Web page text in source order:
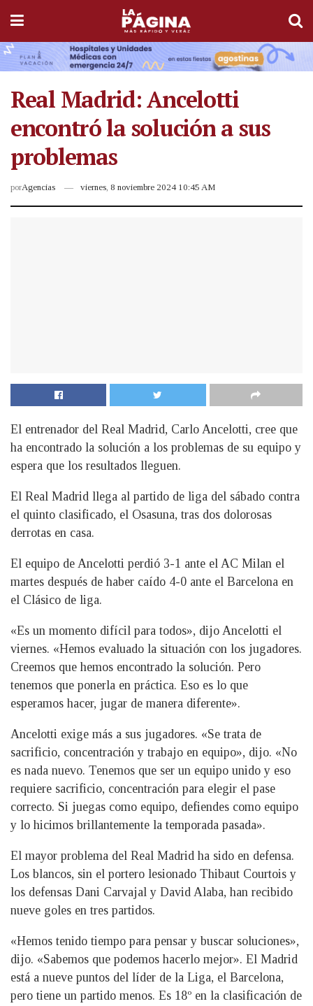
Real Madrid: Ancelotti
encontró la solución a sus
problemas
porAgencias viernes, 8 noviembre 2024 10:45 AM
El entrenador del Real Madrid, Carlo Ancelotti, cree que
ha encontrado la solución a los problemas de su equipo y
espera que los resultados lleguen.
El Real Madrid llega al partido de liga del sábado contra
el quinto clasificado, el Osasuna, tras dos dolorosas
derrotas en casa.
El equipo de Ancelotti perdió 3-1 ante el AC Milan el
martes después de haber caído 4-0 ante el Barcelona en
el Clásico de liga.
«Es un momento difícil para todos», dijo Ancelotti el
viernes. «Hemos evaluado la situación con los jugadores.
Creemos que hemos encontrado la solución. Pero
tenemos que ponerla en práctica. Eso es lo que
esperamos hacer, jugar de manera diferente».
Ancelotti exige más a sus jugadores. «Se trata de
sacrificio, concentración y trabajo en equipo», dijo. «No
es nada nuevo. Tenemos que ser un equipo unido y eso
requiere sacrificio, concentración para elegir el pase
correcto. Si juegas como equipo, defiendes como equipo
y lo hicimos brillantemente la temporada pasada».
El mayor problema del Real Madrid ha sido en defensa.
Los blancos, sin el portero lesionado Thibaut Courtois y
los defensas Dani Carvajal y David Alaba, han recibido
nueve goles en tres partidos.
«Hemos tenido tiempo para pensar y buscar soluciones»,
dijo. «Sabemos que podemos hacerlo mejor». El Madrid
está a nueve puntos del líder de la Liga, el Barcelona, ​​
pero tiene un partido menos. Es 18º en la clasificación de